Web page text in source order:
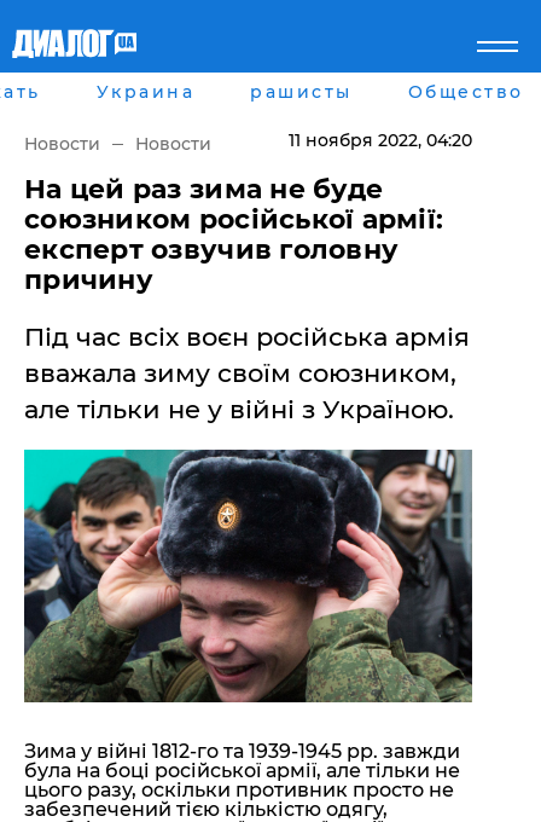
Главная
рассея
Мир
Беларусь
Военное обозрение
Наука и Техника
Экономика
Блоги
Шоу-биз
Здоровье
Культура
Города
Луганск
Киев
Харьков
Днепр
Львов
Война на Донбассе и в
Крыму
"ДНР"
"ЛНР"
Оккупация Крыма
Новости Крыма
Донбасс
Армия Украины
Лайф стайл
Здоровье
Помощь проекту
Стиль Диалога
Шоу-биз
Культура
Общество
Пресс-релизы
Мнение
Блоги
ИноСМИ
Украина рашисты Общество
Новости Новости 11 ноября 2022, 04:20
На цей раз зима не буде
союзником російської армії:
експерт озвучив головну
причину
Під час всіх воєн російська армія
вважала зиму своїм союзником,
але тільки не у війні з Україною.
Зима у війні 1812-го та 1939-1945 рр. завжди
була на боці російської армії, але тільки не
цього разу, оскільки противник просто не
забезпечений тією кількістю одягу,